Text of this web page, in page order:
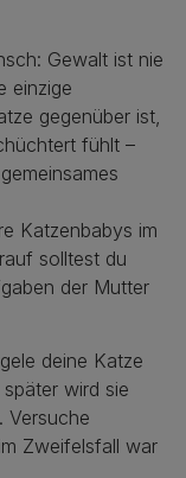
Gewalt ist nie
einzige
gegenüber ist,
fühlt –
Katzenbabys im
solltest du
der Mutter
deine Katze
wird sie
Versuche
Zweifelsfall war